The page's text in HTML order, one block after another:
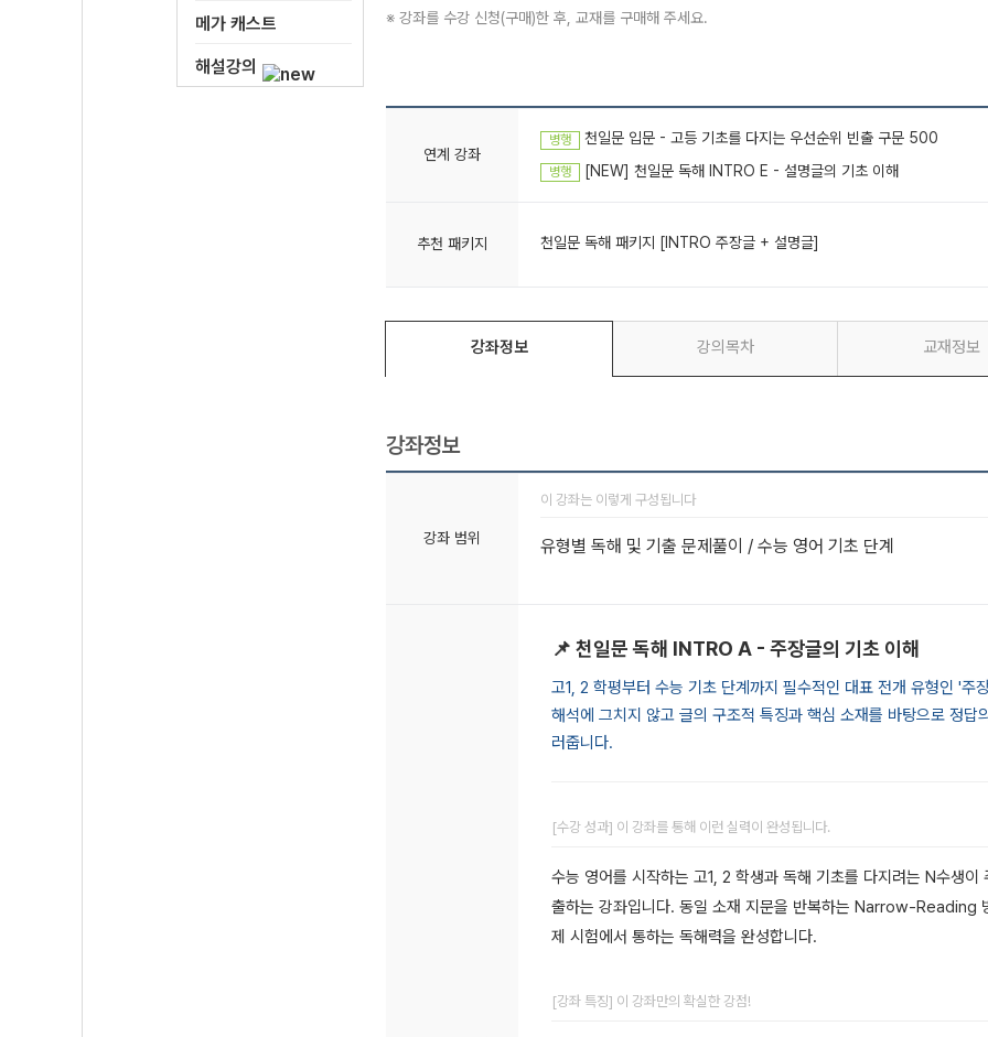
메가 캐스트
해설강의
※ 강좌를 수강 신청(구매)한 후, 교재를 구매해 주세요.
연계 강좌
병행 천일문 입문 - 고등 기초를 다지는 우선순위 빈출 구문 500
병행 [NEW] 천일문 독해 INTRO E - 설명글의 기초 이해
추천 패키지 천일문 독해 패키지 [INTRO 주장글 + 설명글]
강좌정보 강의목차 교재정보
강좌정보
강좌 범위
이 강좌는 이렇게 구성됩니다
유형별 독해 및 기출 문제풀이 / 수능 영어 기초 단계
📌 천일문 독해 INTRO A - 주장글의 기초 이해
고1, 2 학평부터 수능 기초 단계까지 필수적인 대표 전개 유형인 '주
해석에 그치지 않고 글의 구조적 특징과 핵심 소재를 바탕으로 정답
러줍니다.
[수강 성과] 이 강좌를 통해 이런 실력이 완성됩니다.
수능 영어를 시작하는 고1, 2 학생과 독해 기초를 다지려는 N수생
출하는 강좌입니다. 동일 소재 지문을 반복하는 Narrow-Reading
제 시험에서 통하는 독해력을 완성합니다.
[강좌 특징] 이 강좌만의 확실한 강점!